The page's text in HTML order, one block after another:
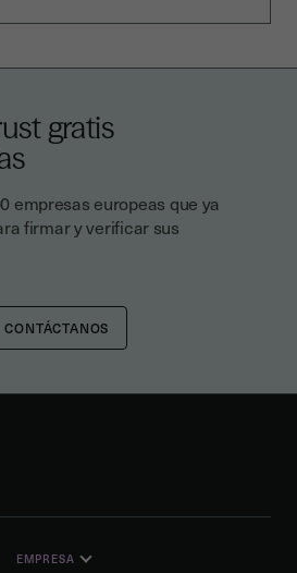
gratis
empresas europeas que ya
firmar y verificar sus
CONTÁCTANOS
EMPRESA